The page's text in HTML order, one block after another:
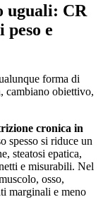
uguali: CR
e
forma di
cambiano obiettivo,
cronica in
spesso si riduce un
steatosi epatica,
e misurabili. Nel
osso,
marginali e meno